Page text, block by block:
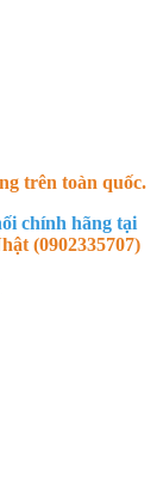
trên toàn quốc.
chính hãng tại
(0902335707)